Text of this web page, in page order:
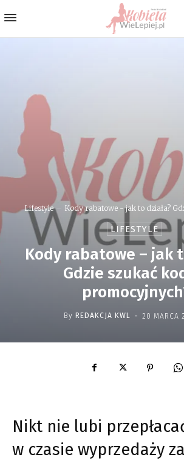
Lifestyle Kody rabatowe - jak to działa?
LIFESTYLE
Kody rabatowe – jak
Gdzie szukać
By REDAKCJA KWL - 20 MARCA
Nikt nie lubi
w czasie wyprzedaży